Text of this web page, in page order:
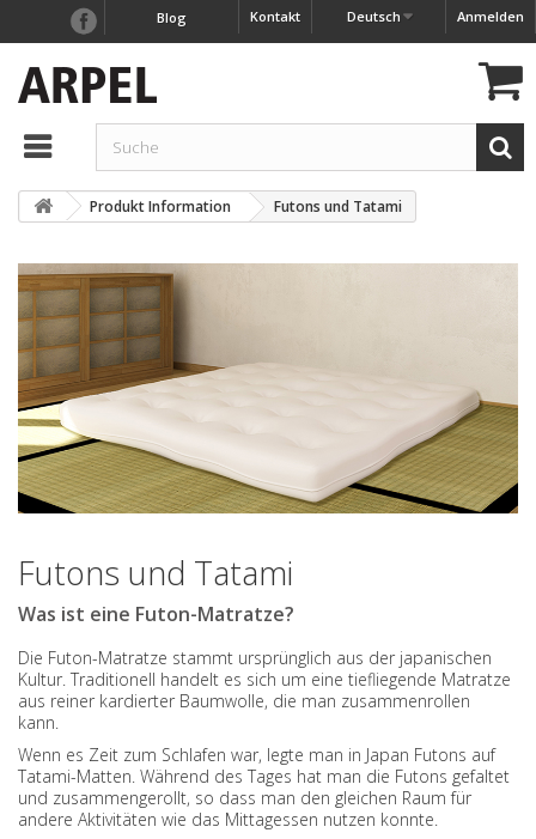
Anmelden
Deutsch
Kontakt
Blog
Produkt Information Futons und Tatami
Futons und Tatami
Was ist eine Futon-Matratze?
Die Futon-Matratze stammt ursprünglich aus der japanischen
Kultur. Traditionell handelt es sich um eine tiefliegende Matratze
aus reiner kardierter Baumwolle, die man zusammenrollen
kann.
Wenn es Zeit zum Schlafen war, legte man in Japan Futons auf
Tatami-Matten. Während des Tages hat man die Futons gefaltet
und zusammengerollt, so dass man den gleichen Raum für
andere Aktivitäten wie das Mittagessen nutzen konnte.